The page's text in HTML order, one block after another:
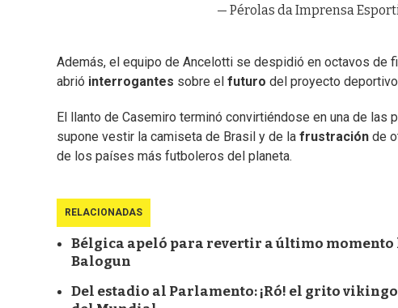
— Pérolas da Imprensa
Además, el equipo de Ancelotti se despidió en octavos de
abrió interrogantes sobre el futuro del proyecto
El llanto de Casemiro terminó convirtiéndose en una de las
supone vestir la camiseta de Brasil y de la frustración de
de los países más futboleros del planeta.
RELACIONADAS
Bélgica apeló para revertir a último
Balogun
Del estadio al Parlamento: ¡Ró! el grito